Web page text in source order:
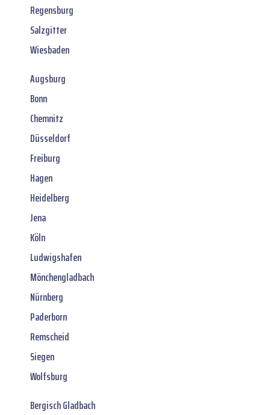
Regensburg
Salzgitter
Wiesbaden
Augsburg
Bonn
Chemnitz
Düsseldorf
Freiburg
Hagen
Heidelberg
Jena
Köln
Ludwigshafen
Mönchengladbach
Nürnberg
Paderborn
Remscheid
Siegen
Wolfsburg
Bergisch Gladbach